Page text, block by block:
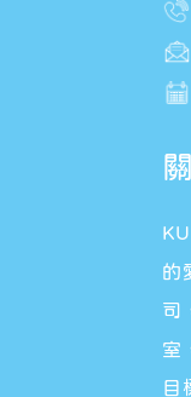
的
司
室
目